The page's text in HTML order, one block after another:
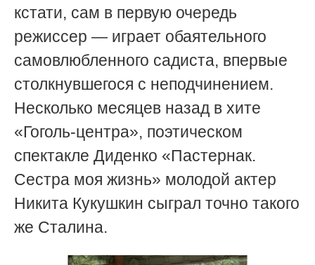
кстати, сам в первую очередь
режиссер — играет обаятельного
самовлюбленного садиста, впервые
столкнувшегося с неподчинением.
Несколько месяцев назад в хите
«Гоголь-центра», поэтическом
спектакле Диденко «Пастернак.
Сестра моя жизнь» молодой актер
Никита Кукушкин сыграл точно такого
же Сталина.